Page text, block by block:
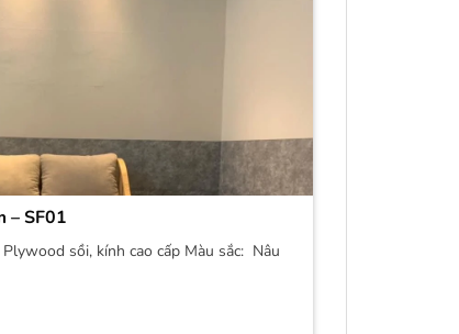
– SF01
sồi, kính cao cấp Màu sắc: Nâu